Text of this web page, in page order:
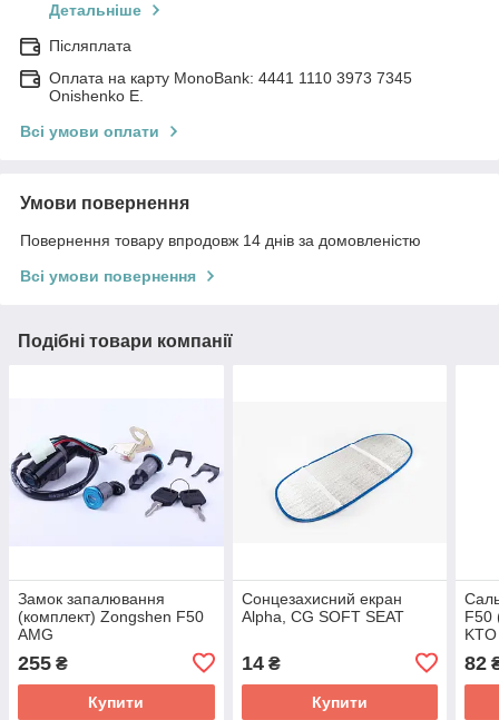
Детальніше
Післяплата
Оплата на карту MonoBank: 4441 1110 3973 7345
Onishenko E.
Всі умови оплати
Умови повернення
Повернення товару впродовж 14 днів за домовленістю
Всі умови повернення
Подібні товари компанії
Замок запалювання
(комплект) Zongshen F50
AMG
255 ₴
Купити
Сонцезахисний екран
Alpha, CG SOFT SEAT
14₴
Купити
F50
KTO
82